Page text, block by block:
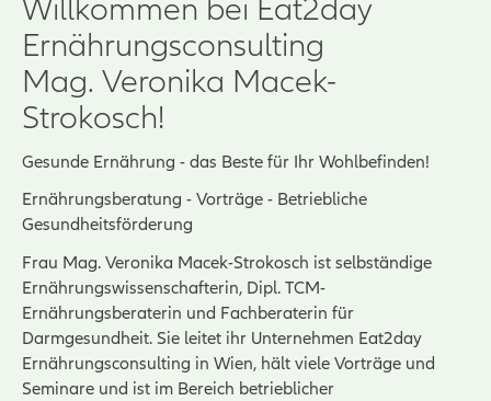
Willkommen bei Eat2day
Ernährungsconsulting
Mag. Veronika Macek-
Strokosch!
Gesunde Ernährung - das Beste für Ihr Wohlbefinden!
Ernährungsberatung - Vorträge - Betriebliche
Gesundheitsförderung
Frau Mag. Veronika Macek-Strokosch ist selbständige
Ernährungswissenschafterin, Dipl. TCM-
Ernährungsberaterin und Fachberaterin für
Darmgesundheit. Sie leitet ihr Unternehmen Eat2day
Ernährungsconsulting in Wien, hält viele Vorträge und
Seminare und ist im Bereich betrieblicher